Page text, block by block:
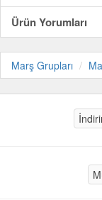
Ürün Yorumları
Marş Grupları